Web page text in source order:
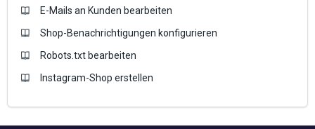
E-Mails an Kunden bearbeiten
Shop-Benachrichtigungen konfigurieren
Robots.txt bearbeiten
Instagram-Shop erstellen